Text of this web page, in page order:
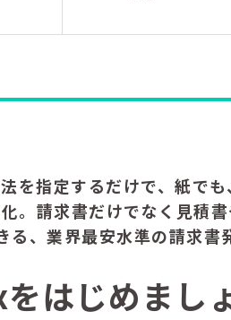
指定するだけで、紙で
。請求書だけでなく見積
、業界最安水準の請求書
はじめましょ